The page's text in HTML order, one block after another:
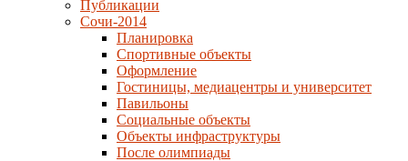
Публикации
Сочи-2014
Планировка
Спортивные объекты
Оформление
Гостиницы, медиацентры и университет
Павильоны
Социальные объекты
Объекты инфраструктуры
После олимпиады